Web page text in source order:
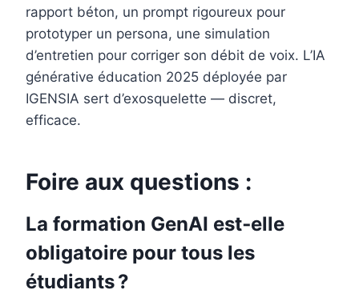
rapport béton, un prompt rigoureux pour
prototyper un persona, une simulation
d’entretien pour corriger son débit de voix. L’IA
générative éducation 2025 déployée par
IGENSIA sert d’exosquelette — discret,
efficace.
Foire aux questions :
La formation GenAI est‑elle
obligatoire pour tous les
étudiants ?